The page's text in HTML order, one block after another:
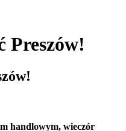
Preszów!
handlowym, wieczór